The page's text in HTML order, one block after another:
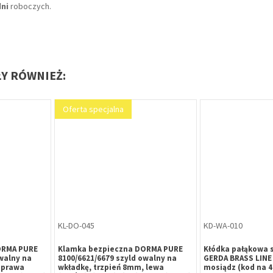
roboczych.
RÓWNIEŻ:
ProFix 2
DC
Oferta specjalna
EL-AA-021
Elektrozaczep effeff 118 ProFix 2
(118E.13-A71) 10-24V AC/DC, z
wyłącznikiem
BL-AA-004
Blacha płaska
(250x25x3 mm)